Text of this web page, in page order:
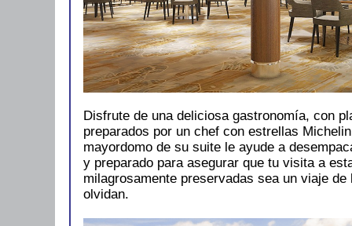
Disfrute de una deliciosa gastronomía, con
preparados por un chef con estrellas
mayordomo de su suite le ayude a
y preparado para asegurar que tu visita a
milagrosamente preservadas sea un viaje de
olvidan.